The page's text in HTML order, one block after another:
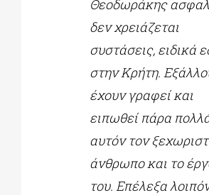
Θεοδωράκης
δεν χρειάζεται
συστάσεις, ειδικά
στην Κρήτη.
έχουν γραφεί και
ειπωθεί πάρα πολλά
αυτόν τον
άνθρωπο και το
του. Επέλεξα